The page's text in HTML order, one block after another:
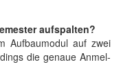
aufspalten?
Auf­bau­modul auf zwei
die genaue Anmel­